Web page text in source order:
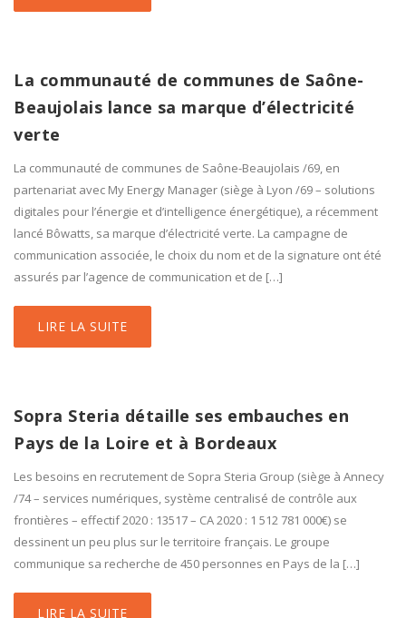
La communauté de communes de Saône-
Beaujolais lance sa marque d’électricité
verte
La communauté de communes de Saône-Beaujolais /69, en
partenariat avec My Energy Manager (siège à Lyon /69 – solutions
digitales pour l’énergie et d’intelligence énergétique), a récemment
lancé Bôwatts, sa marque d’électricité verte. La campagne de
communication associée, le choix du nom et de la signature ont été
assurés par l’agence de communication et de […]
LIRE LA SUITE
Sopra Steria détaille ses embauches en
Pays de la Loire et à Bordeaux
Les besoins en recrutement de Sopra Steria Group (siège à Annecy
/74 – services numériques, système centralisé de contrôle aux
frontières – effectif 2020 : 13517 – CA 2020 : 1 512 781 000€) se
dessinent un peu plus sur le territoire français. Le groupe
communique sa recherche de 450 personnes en Pays de la […]
LIRE LA SUITE